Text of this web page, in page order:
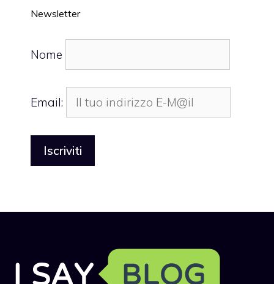
Newsletter
Nome
Email: